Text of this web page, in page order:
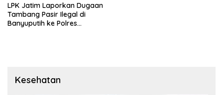
LPK Jatim Laporkan Dugaan
Tambang Pasir Ilegal di
Banyuputih ke Polres
Kesehatan